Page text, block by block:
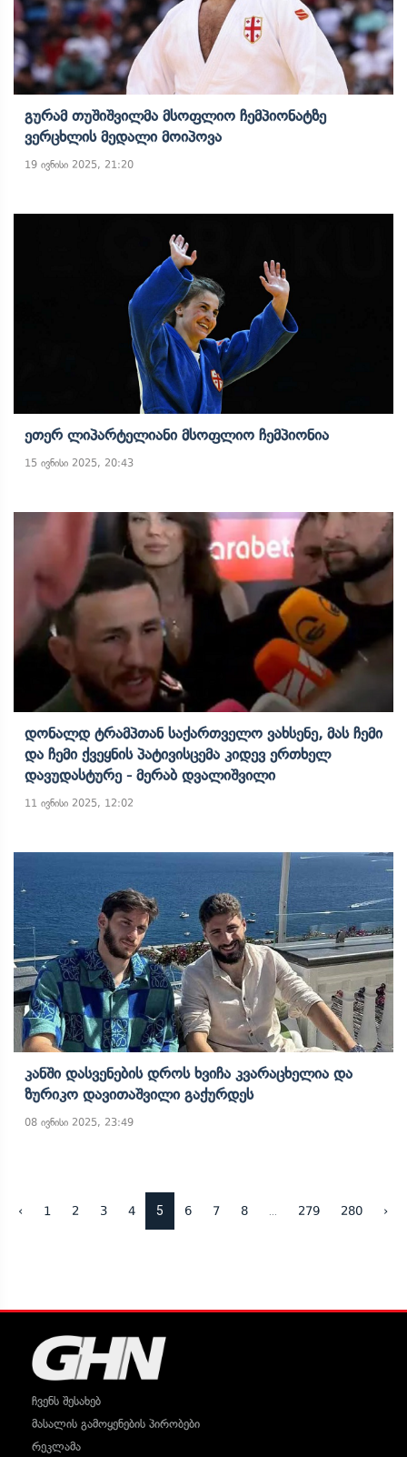
Გურამ Თუშიშვილმა Მსოფლიო Ჩემპიონატზე
Ვერცხლის Მედალი Მოიპოვა
19 ივნისი 2025, 21:20
Ეთერ Ლიპარტელიანი Მსოფლიო Ჩემპიონია
15 ივნისი 2025, 20:43
Დონალდ Ტრამპთან Საქართველო Ვახსენე, Მას Ჩემი
Და Ჩემი Ქვეყნის Პატივისცემა Კიდევ Ერთხელ
Დავუდასტურე - Მერაბ Დვალიშვილი
11 ივნისი 2025, 12:02
Კანში Დასვენების Დროს Ხვიჩა Კვარაცხელია Და
Ზურიკო Დავითაშვილი Გაქურდეს
08 ივნისი 2025, 23:49
‹ 1 2 3 4 5 6 7 8 279 280 ›
ჩვენს შესახებ
მასალის გამოყენების პირობები
რეკლამა